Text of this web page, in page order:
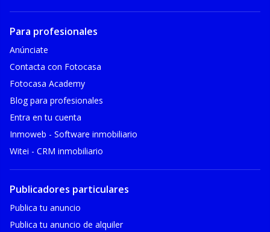
Para profesionales
Anúnciate
Contacta con Fotocasa
Fotocasa Academy
Blog para profesionales
Entra en tu cuenta
Inmoweb - Software inmobiliario
Witei - CRM inmobiliario
Publicadores particulares
Publica tu anuncio
Publica tu anuncio de alquiler